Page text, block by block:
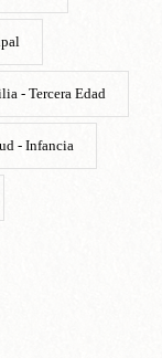
- Tercera Edad
- Infancia